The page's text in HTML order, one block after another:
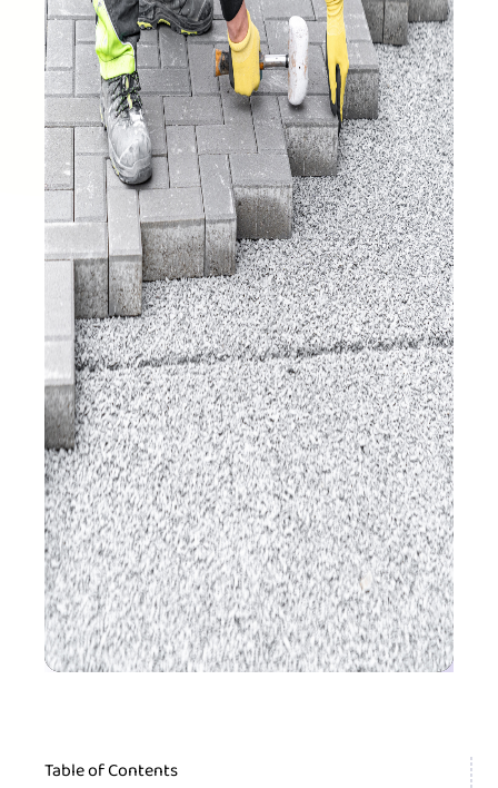
Table of Contents